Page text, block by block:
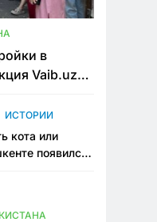
в
Vaib.uz
ИСТОРИИ
кота или
появился